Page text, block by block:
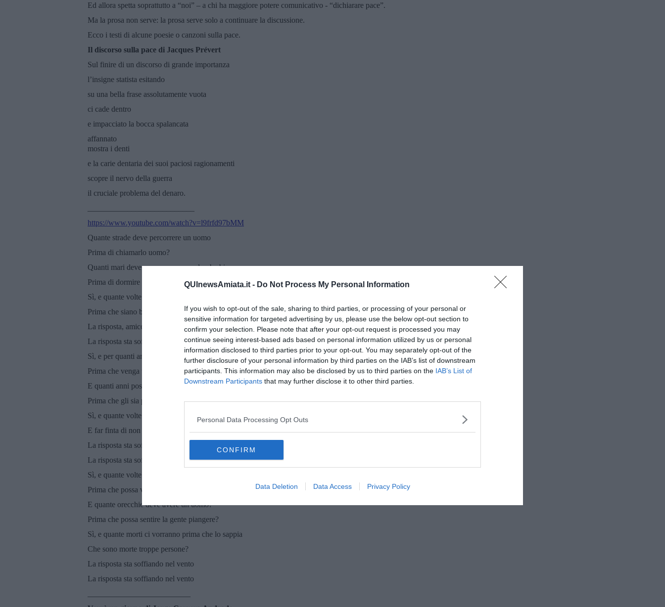
QUInewsAmiata.it - Do Not Process My Personal Information
If you wish to opt-out of the sale, sharing to third parties, or processing of your personal or
sensitive information for targeted advertising by us, please use the below opt-out section to
confirm your selection. Please note that after your opt-out request is processed you may
continue seeing interest-based ads based on personal information utilized by us or personal
information disclosed to third parties prior to your opt-out. You may separately opt-out of the
further disclosure of your personal information by third parties on the IAB’s list of downstream
participants. This information may also be disclosed by us to third parties on the IAB’s List of
Downstream Participants that may further disclose it to other third parties.
Personal Data Processing Opt Outs
CONFIRM
Data Deletion Data Access Privacy Policy
Ed allora spetta soprattutto a “noi” – a chi ha maggiore potere comunicativo - “dichiarare pace”.
Ma la prosa non serve: la prosa serve solo a continuare la discussione.
Ecco i testi di alcune poesie o canzoni sulla pace.
Il discorso sulla pace di Jacques Prévert
Sul finire di un discorso di grande importanza
l’insigne statista esitando
su una bella frase assolutamente vuota
ci cade dentro
e impacciato la bocca spalancata
affannato
mostra i denti
e la carie dentaria dei suoi paciosi ragionamenti
scopre il nervo della guerra
il cruciale problema del denaro.
https://www.youtube.com/watch?v=l9frfd97bMM
Quante strade deve percorrere un uomo
Prima di chiamarlo uomo?
Quanti mari deve percorrere una colomba bianca
Prima di dormire nella sabbia?
Sì, e quante volte devono volare le palle di cannone
Prima che siano banditi per sempre?
La risposta, amico mio, sta soffiando 'nel vento
La risposta sta soffiando nel vento
Sì, e per quanti anni deve esistere una montagna
Prima che venga trascinato in mare?
E quanti anni possono esistere alcune persone
Prima che gli sia permesso di essere liberi?
Sì, e quante volte un uomo può girare la testa
E far finta di non vedere?
La risposta sta soffiando nel vento
La risposta sta soffiando nel vento
Sì, e quante volte un uomo deve alzare lo sguardo
Prima che possa vedere il cielo?
E quante orecchie deve avere un uomo?
Prima che possa sentire la gente piangere?
Sì, e quante morti ci vorranno prima che lo sappia
Che sono morte troppe persone?
La risposta sta soffiando nel vento
La risposta sta soffiando nel vento